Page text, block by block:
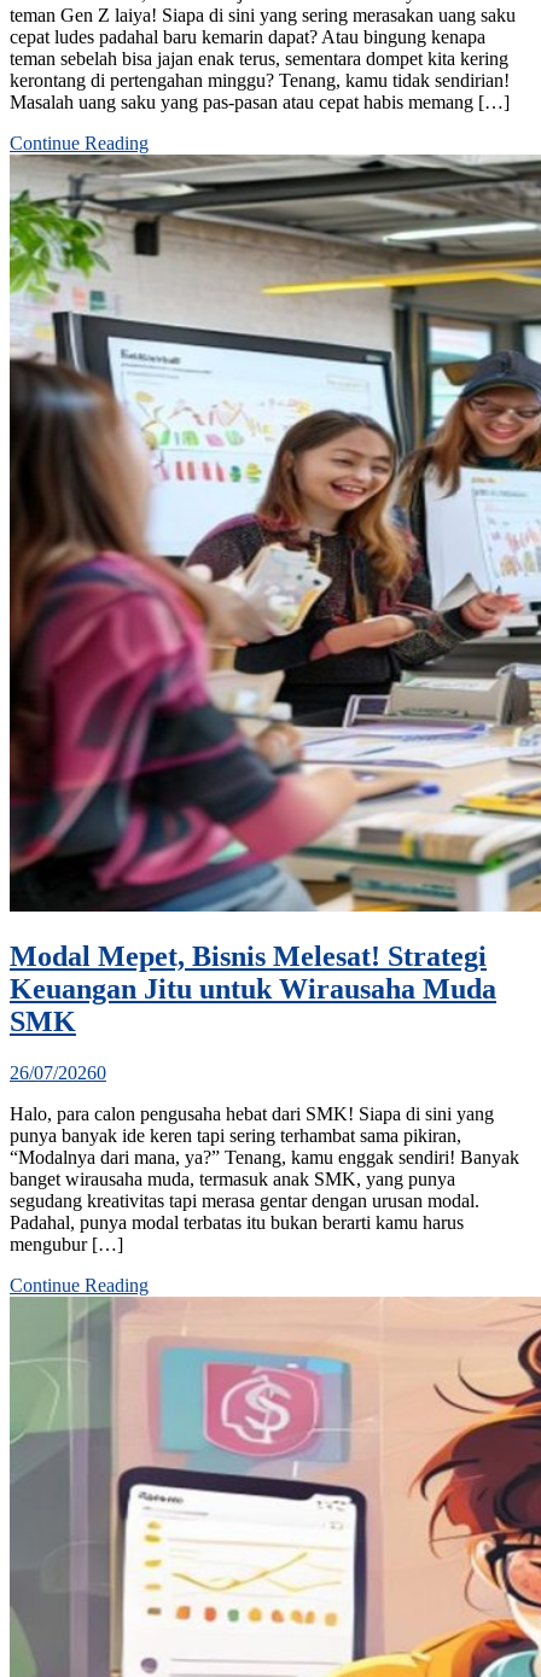
teman Gen Z laiya! Siapa di sini yang sering merasakan uang saku
cepat ludes padahal baru kemarin dapat? Atau bingung kenapa
teman sebelah bisa jajan enak terus, sementara dompet kita kering
kerontang di pertengahan minggu? Tenang, kamu tidak sendirian!
Masalah uang saku yang pas-pasan atau cepat habis memang […]
Continue Reading
Modal Mepet, Bisnis Melesat! Strategi
Keuangan Jitu untuk Wirausaha Muda
SMK
26/07/20260
Halo, para calon pengusaha hebat dari SMK! Siapa di sini yang
punya banyak ide keren tapi sering terhambat sama pikiran,
“Modalnya dari mana, ya?” Tenang, kamu enggak sendiri! Banyak
banget wirausaha muda, termasuk anak SMK, yang punya
segudang kreativitas tapi merasa gentar dengan urusan modal.
Padahal, punya modal terbatas itu bukan berarti kamu harus
mengubur […]
Continue Reading